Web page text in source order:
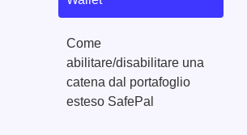
Come
abilitare/disabilitare una
catena dal portafoglio
esteso SafePal